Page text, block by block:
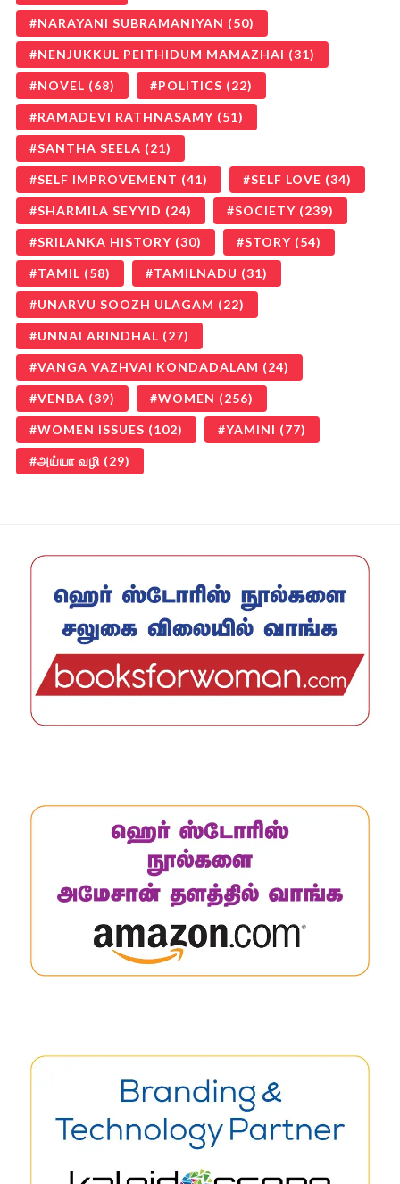
NARAYANI SUBRAMANIYAN (50)
NENJUKKUL PEITHIDUM MAMAZHAI (31)
NOVEL (68) POLITICS (22)
RAMADEVI RATHNASAMY (51)
SANTHA SEELA (21)
SELF IMPROVEMENT (41) SELF LOVE (34)
SHARMILA SEYYID (24) SOCIETY (239)
SRILANKA HISTORY (30) STORY (54)
TAMIL (58) TAMILNADU (31)
UNARVU SOOZH ULAGAM (22)
UNNAI ARINDHAL (27)
VANGA VAZHVAI KONDADALAM (24)
VENBA (39) WOMEN (256)
WOMEN ISSUES (102) YAMINI (77)
அய்யா வழி (29)